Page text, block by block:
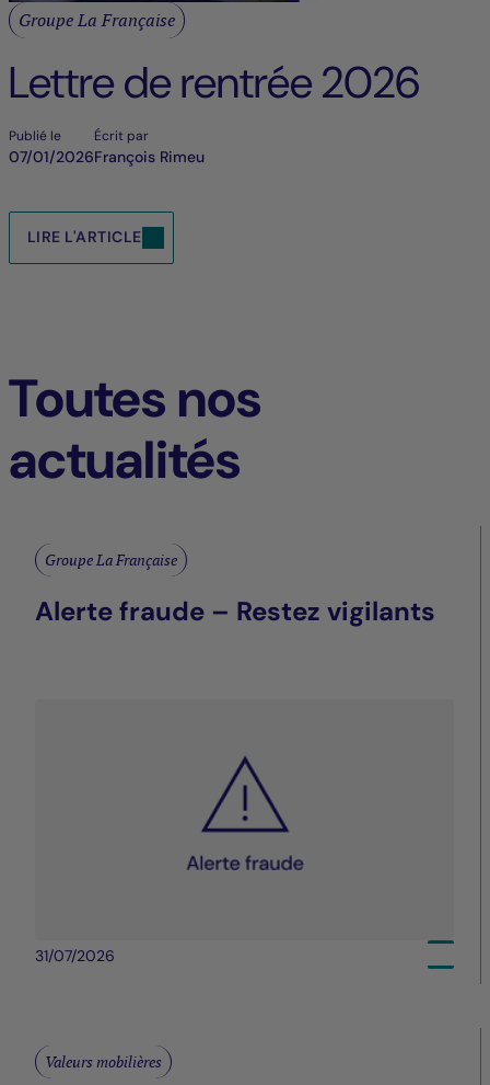
Groupe La Française
Lettre de rentrée 2026
Publié le
07/01/2026
Écrit par
François Rimeu
LIRE L'ARTICLE
Toutes nos
actualités
Groupe La Française
Alerte fraude – Restez vigilants
31/07/2026
Valeurs mobilières